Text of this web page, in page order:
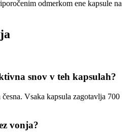
odmerkom ene kapsule na
snov v teh kapsulah?
Vsaka kapsula zagotavlja 700
vonja?